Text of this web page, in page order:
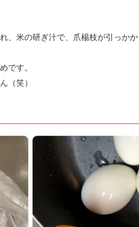
、米の研ぎ汁で、爪楊枝が引っか
です。
（笑）